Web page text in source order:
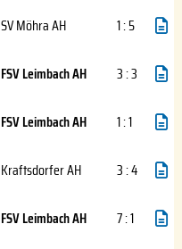
SV Möhra AH
1 : 5
FSV Leimbach AH
3 : 3
FSV Leimbach AH
1 : 1
Kraftsdorfer AH
3 : 4
FSV Leimbach AH
7 : 1